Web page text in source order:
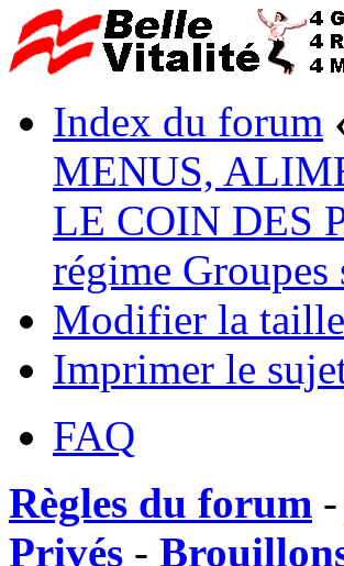
Index du forum
MENUS,
LE COIN DES
régime Groupes
Modifier la
Imprimer le
FAQ
Règles du forum -
Privés -